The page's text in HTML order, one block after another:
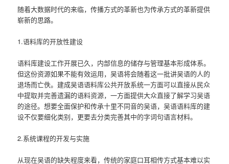
随着大数据时代的来临，传播方式的革新也为传承方式的革新提供
崭新的思路。
1.语料库的开放性建设
语料库建设工作开展已久，内部信息的储存与管理基本形成体系。
但这份资源如果不能有效运用，吴语将会随着这一批讲吴语的人的
退场而亡佚。建成吴语语料库公共开放系统一方面可以直接从民众
中提取并完善遗漏的语料资源，一方面提供大众直接了解学习吴语
的途径。想要全面保护和传承十里不同音的吴语，吴语语料库的建
设不仅要细化类别，更要去分类完善其中的字词句语言材料。
2.系统课程的开发与实施
从现在吴语的缺失程度来看，传统的家庭口耳相传方式基本难以实